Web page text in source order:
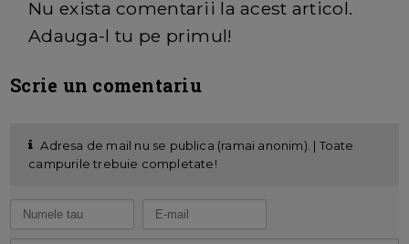
Nu exista comentarii la acest articol.
Adauga-l tu pe primul!
Scrie un comentariu
Adresa de mail nu se publica (ramai anonim). | Toate
campurile trebuie completate!